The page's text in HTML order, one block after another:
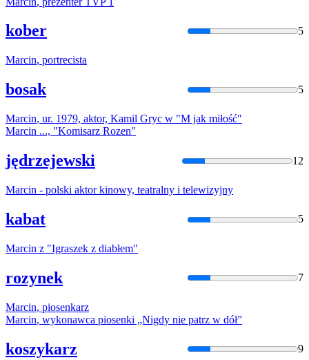
kober 5
Marcin, portrecista
bosak 5
Marcin, ur. 1979, aktor, Kamil Gryc w "M jak miłość"
Marcin ..., "Komisarz Rozen"
jędrzejewski 12
Marcin - polski aktor kinowy, teatralny i telewizyjny
kabat 5
Marcin z "Igraszek z diabłem"
rozynek 7
Marcin, piosenkarz
Marcin, wykonawca piosenki „Nigdy nie patrz w dół”
koszykarz 9